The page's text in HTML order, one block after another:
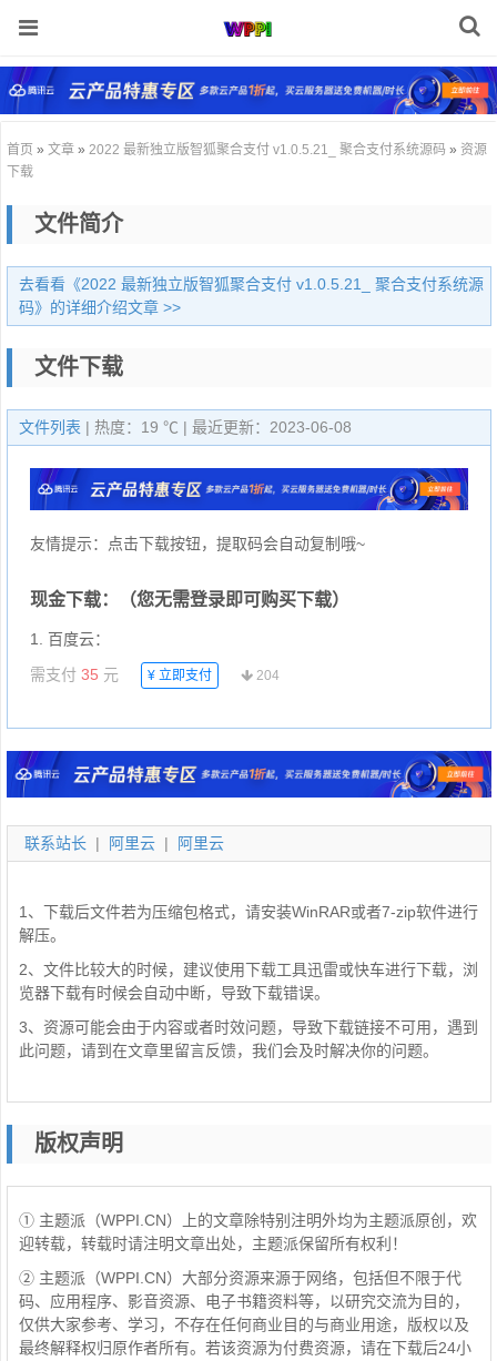
首页 » 文章 » 2022 最新独立版智狐聚合支付 v1.0.5.21_ 聚合支付系统源码 » 资源
下载
文件简介
去看看《2022 最新独立版智狐聚合支付 v1.0.5.21_ 聚合支付系统源
码》的详细介绍文章 >>
文件下载
文件列表 | 热度：19 ℃ | 最近更新：2023-06-08
友情提示：点击下载按钮，提取码会自动复制哦~
现金下载：（您无需登录即可购买下载）
1. 百度云：
需支付 35 元 ¥ 立即支付 204
联系站长 | 阿里云 | 阿里云
1、下载后文件若为压缩包格式，请安装WinRAR或者7-zip软件进行
解压。
2、文件比较大的时候，建议使用下载工具迅雷或快车进行下载，浏
览器下载有时候会自动中断，导致下载错误。
3、资源可能会由于内容或者时效问题，导致下载链接不可用，遇到
此问题，请到在文章里留言反馈，我们会及时解决你的问题。
版权声明
① 主题派（WPPI.CN）上的文章除特别注明外均为主题派原创，欢
迎转载，转载时请注明文章出处，主题派保留所有权利！
② 主题派（WPPI.CN）大部分资源来源于网络，包括但不限于代
码、应用程序、影音资源、电子书籍资料等，以研究交流为目的，
仅供大家参考、学习，不存在任何商业目的与商业用途，版权以及
最终解释权归原作者所有。若该资源为付费资源，请在下载后24小